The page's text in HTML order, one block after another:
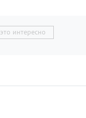
это интересно